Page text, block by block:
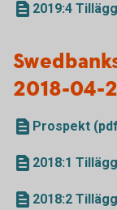
2019:4
2018-04-
Prospekt
2018:1
2018:2